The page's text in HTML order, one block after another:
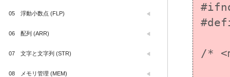
/*
05 浮動小数点 (FLP)
06 配列 (ARR)
07 文字と文字列 (STR)
08 メモリ管理 (MEM)